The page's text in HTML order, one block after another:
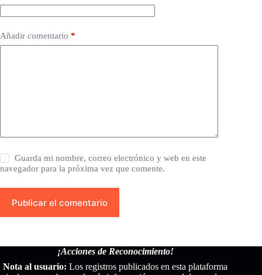
Añadir comentario *
Guarda mi nombre, correo electrónico y web en este
navegador para la próxima vez que comente.
Publicar el comentario
¡Acciones de Reconocimiento!
Nota al usuario: Los registros publicados en esta plataforma